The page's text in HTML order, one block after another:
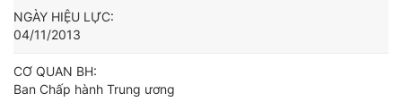
NGÀY HIỆU LỰC:
04/11/2013
CƠ QUAN BH:
Ban Chấp hành Trung ương